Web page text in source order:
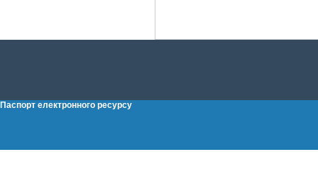
Паспорт електронного ресурсу